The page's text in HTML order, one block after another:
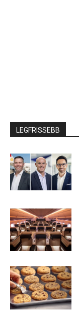
LEGFRISSEBB